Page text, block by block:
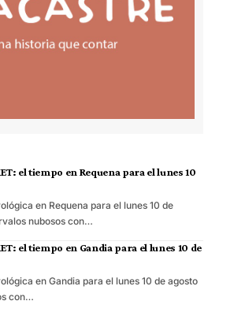
el tiempo en Requena para el lunes 10
en Requena para el lunes 10 de
nubosos con…
el tiempo en Gandia para el lunes 10 de
en Gandia para el lunes 10 de agosto
con…